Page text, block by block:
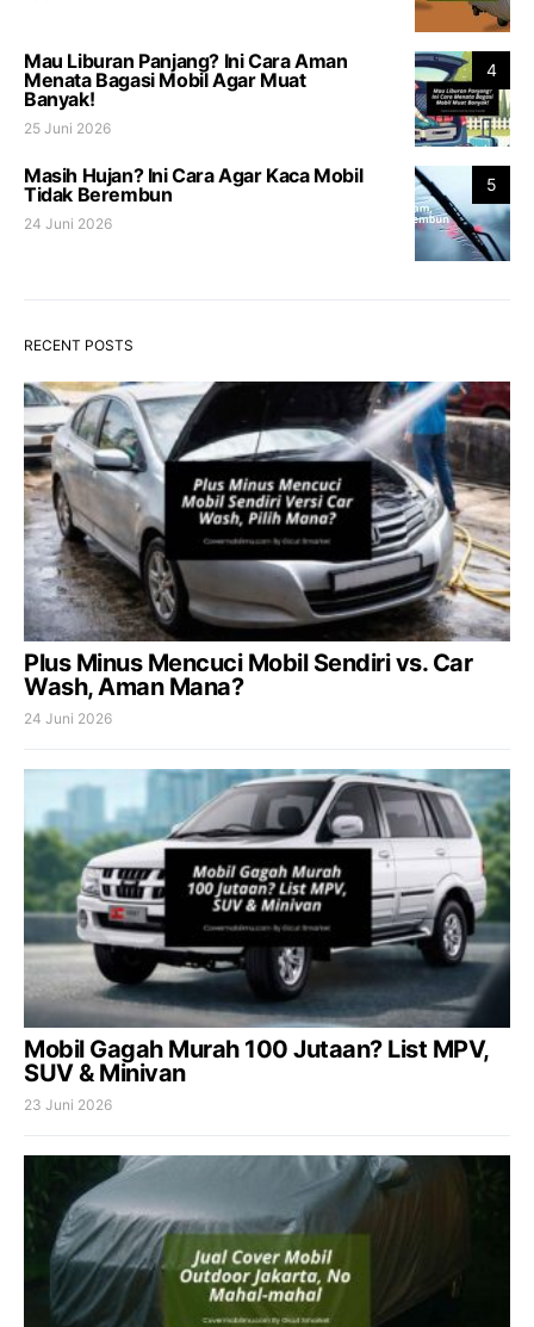
4
Mau Liburan Panjang? Ini Cara Aman
Menata Bagasi Mobil Agar Muat
Banyak!
25 Juni 2026
5
Masih Hujan? Ini Cara Agar Kaca Mobil
Tidak Berembun
24 Juni 2026
RECENT POSTS
Plus Minus Mencuci Mobil Sendiri vs. Car
Wash, Aman Mana?
24 Juni 2026
Mobil Gagah Murah 100 Jutaan? List MPV,
SUV & Minivan
23 Juni 2026